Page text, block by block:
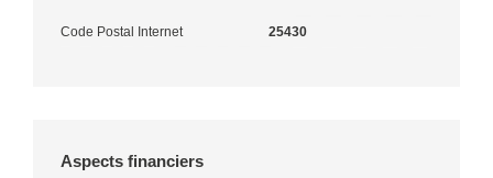
Code Postal Internet 25430
Aspects financiers